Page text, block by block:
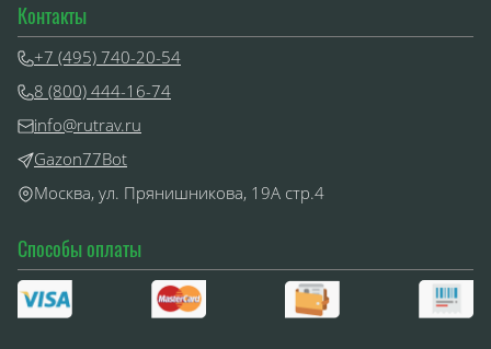
Способы оплаты
Контакты
+7 (495) 740-20-54
8 (800) 444-16-74
info@rutrav.ru
Gazon77Bot
Москва, ул. Прянишникова, 19А стр.4